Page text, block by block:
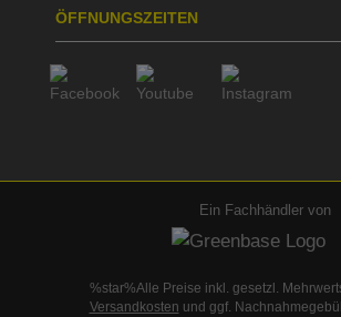
ÖFFNUNGSZEITEN
Ein Fachhändler von
%star%Alle Preise inkl. gesetzl.
Versandkosten und ggf.